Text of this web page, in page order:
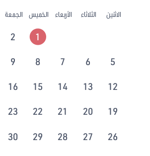
الاثنين الثلاثاء الأربعاء الخميس الجمعة
1
2
5
6
7
8
9
12
13
14
15
16
19
20
21
22
23
26
27
28
29
30